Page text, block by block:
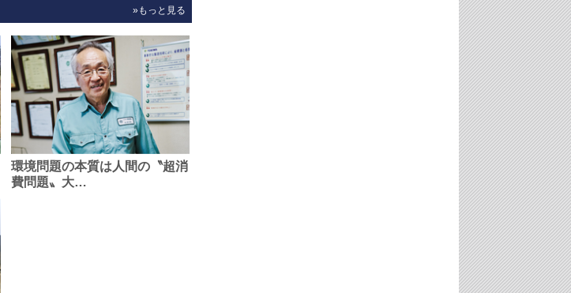
»もっと見る
環境問題の本質は人間の〝超消
費問題〟大…